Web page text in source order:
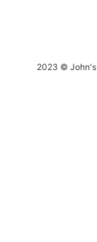
2023 © John's